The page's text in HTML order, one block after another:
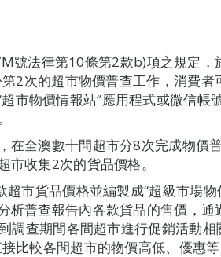
號法律第10條第2款b)項之規定，
2次的超市物價普查工作，消費者
市物價情報站”應用程式或微信帳
在全澳數十間超市分8次完成物價
收集2次的貨品價格。
市貨品價格並編製成“超級市場物
析普查報告內各款貨品的售價，通
調查期間各間超市進行促銷活動相
比較各間超市的物價高低、優惠